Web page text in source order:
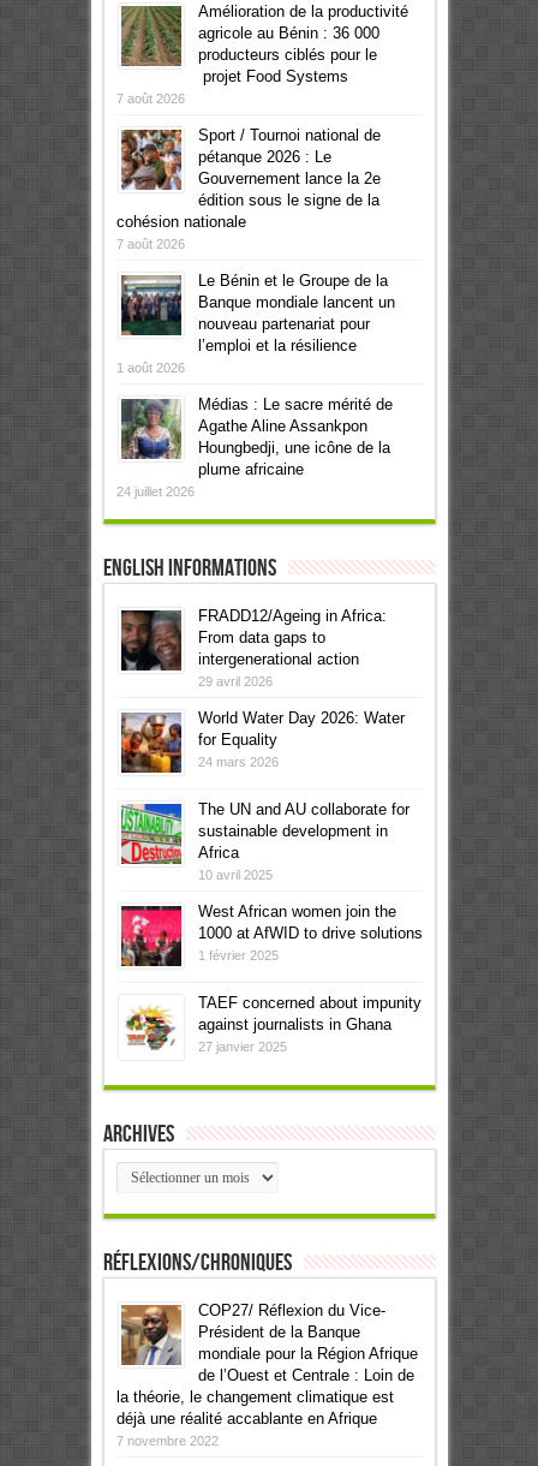
Amélioration de la productivité
agricole au Bénin : 36 000
producteurs ciblés pour le
projet Food Systems
7 août 2026
Sport / Tournoi national de
pétanque 2026 : Le
Gouvernement lance la 2e
édition sous le signe de la
cohésion nationale
7 août 2026
Le Bénin et le Groupe de la
Banque mondiale lancent un
nouveau partenariat pour
l’emploi et la résilience
1 août 2026
Médias : Le sacre mérité de
Agathe Aline Assankpon
Houngbedji, une icône de la
plume africaine
24 juillet 2026
English informations
FRADD12/Ageing in Africa:
From data gaps to
intergenerational action
29 avril 2026
World Water Day 2026: Water
for Equality
24 mars 2026
The UN and AU collaborate for
sustainable development in
Africa
10 avril 2025
West African women join the
1000 at AfWID to drive solutions
1 février 2025
TAEF concerned about impunity
against journalists in Ghana
27 janvier 2025
Archives
Archives
Réflexions/Chroniques
COP27/ Réflexion du Vice-
Président de la Banque
mondiale pour la Région Afrique
de l’Ouest et Centrale : Loin de
la théorie, le changement climatique est
déjà une réalité accablante en Afrique
7 novembre 2022